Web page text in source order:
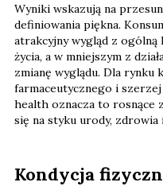
Wyniki wskazują na
definiowania piękna.
atrakcyjny wygląd z
życia, a w mniejszym z
zmianę wyglądu. Dla rynku
farmaceutycznego i
health oznacza to rosnące
się na styku urody,
Kondycja